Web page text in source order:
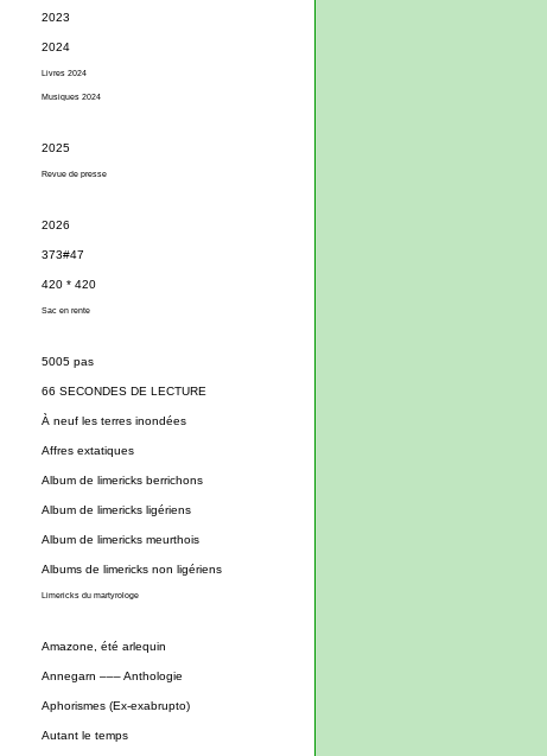
2023
2024
Livres 2024
Musiques 2024
2025
Revue de presse
2026
373#47
420 * 420
Sac en rente
5005 pas
66 SECONDES DE LECTURE
À neuf les terres inondées
Affres extatiques
Album de limericks berrichons
Album de limericks ligériens
Album de limericks meurthois
Albums de limericks non ligériens
Limericks du martyrologe
Amazone, été arlequin
Annegarn ––– Anthologie
Aphorismes (Ex-exabrupto)
Autant le temps